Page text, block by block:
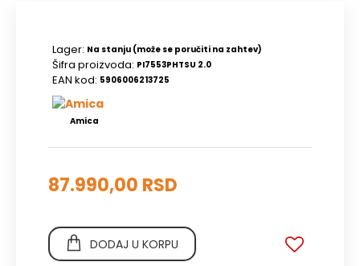
Lager: Na stanju (može se poručiti na zahtev)
Šifra proizvoda: PI7553PHTSU 2.0
EAN kod: 5906006213725
Amica
87.990,00 RSD
DODAJ U KORPU